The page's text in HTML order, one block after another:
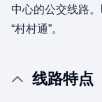
中心的公交线路
“村村通”。
线路特点